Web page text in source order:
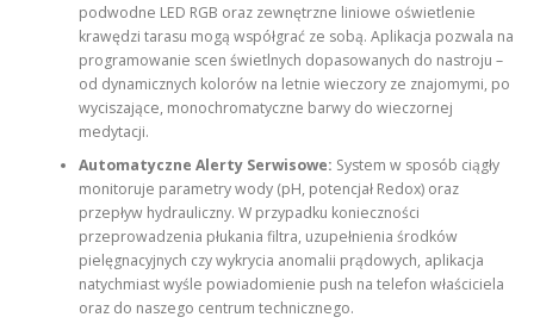
podwodne LED RGB oraz zewnętrzne liniowe oświetlenie
krawędzi tarasu mogą współgrać ze sobą. Aplikacja pozwala na
programowanie scen świetlnych dopasowanych do nastroju –
od dynamicznych kolorów na letnie wieczory ze znajomymi, po
wyciszające, monochromatyczne barwy do wieczornej
medytacji.
Automatyczne Alerty Serwisowe: System w sposób ciągły
monitoruje parametry wody (pH, potencjał Redox) oraz
przepływ hydrauliczny. W przypadku konieczności
przeprowadzenia płukania filtra, uzupełnienia środków
pielęgnacyjnych czy wykrycia anomalii prądowych, aplikacja
natychmiast wyśle powiadomienie push na telefon właściciela
oraz do naszego centrum technicznego.